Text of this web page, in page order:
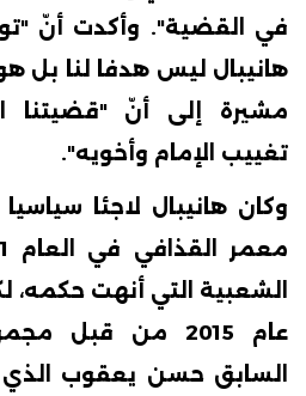
في القضية". وأكدت أنّ
هانيبال ليس هدفا لنا بل
مشيرة إلى أنّ
تغييب الإمام وأخويه".
وكان هانيبال لاجئا
الشعبية التي أنهت حكمه،
عام 2015 من قبل
السابق حسن يعقوب الذي